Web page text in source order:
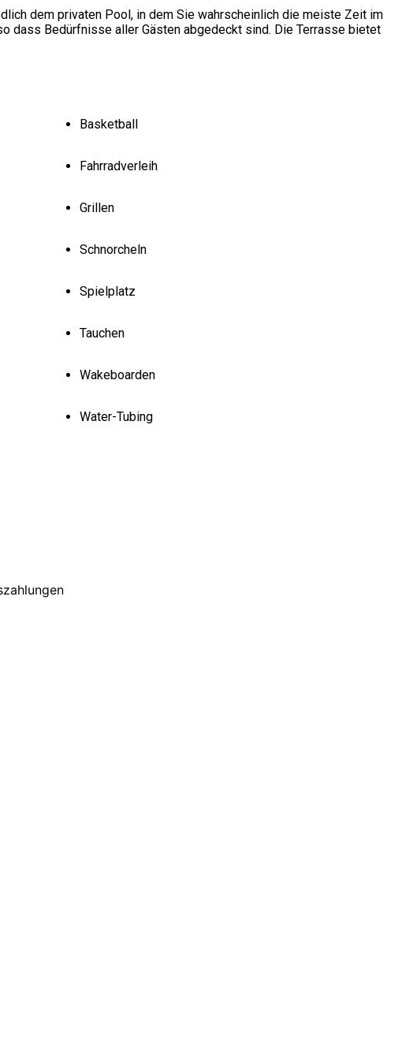
dem privaten Pool, in dem Sie wahrscheinlich die meiste Zeit im
dass Bedürfnisse aller Gästen abgedeckt sind. Die Terrasse bietet
Basketball
Fahrradverleih
Grillen
Schnorcheln
Spielplatz
Tauchen
Wakeboarden
Water-Tubing